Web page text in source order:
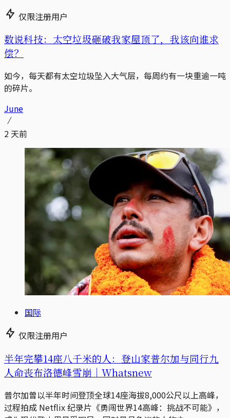
仅限注册用户
数说科技：太空垃圾砸破我家屋顶了，我该向谁求
偿？
如今，每天都有太空垃圾坠入大气层，每周约有一块重逾一吨
的碎片。
June
2 天前
国际
仅限注册用户
半年完攀14座八千米的人：登山家普尔加与同行九
人命丧布洛德峰雪崩｜Whatsnew
普尔加曾以半年时间登顶全球14座海拔8,000公尺以上高峰，
过程拍成 Netflix 纪录片《勇闯世界14高峰：挑战不可能》，